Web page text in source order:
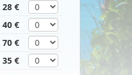
28 €
40 €
70 €
35 €